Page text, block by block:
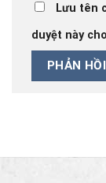
Lưu tên
duyệt này